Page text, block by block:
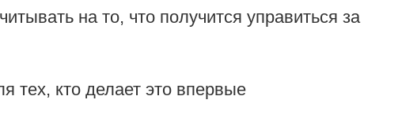
на то, что получится управиться за